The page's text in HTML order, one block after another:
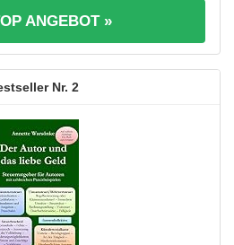
ANGEBOT »
2